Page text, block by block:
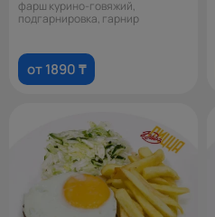
фарш курино-говяжий,
подгарнировка, гарнир
от 1890 ₸